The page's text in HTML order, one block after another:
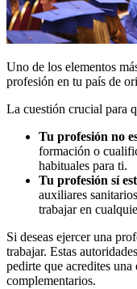
Uno de los elementos
profesión en tu país de
La cuestión crucial para
Tu profesión no
formación o
habituales para ti.
Tu profesión sí
auxiliares
trabajar en
Si deseas ejercer una
trabajar. Estas
pedirte que acredites
complementarios.